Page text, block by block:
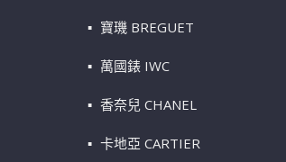
寶璣 BREGUET
萬國錶 IWC
香奈兒 CHANEL
卡地亞 CARTIER